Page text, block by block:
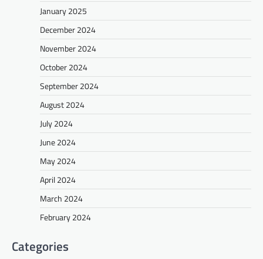
January 2025
December 2024
November 2024
October 2024
September 2024
August 2024
July 2024
June 2024
May 2024
April 2024
March 2024
February 2024
Categories